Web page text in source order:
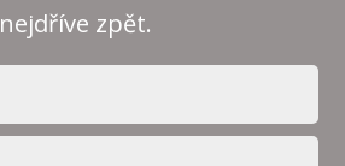
nejdříve zpět.